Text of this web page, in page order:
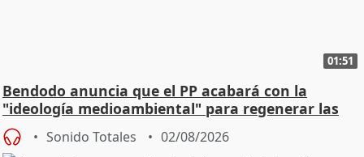
01:51
Bendodo anuncia que el PP acabará con la
"ideología medioambiental" para regenerar las
playas
Sonido Totales 02/08/2026